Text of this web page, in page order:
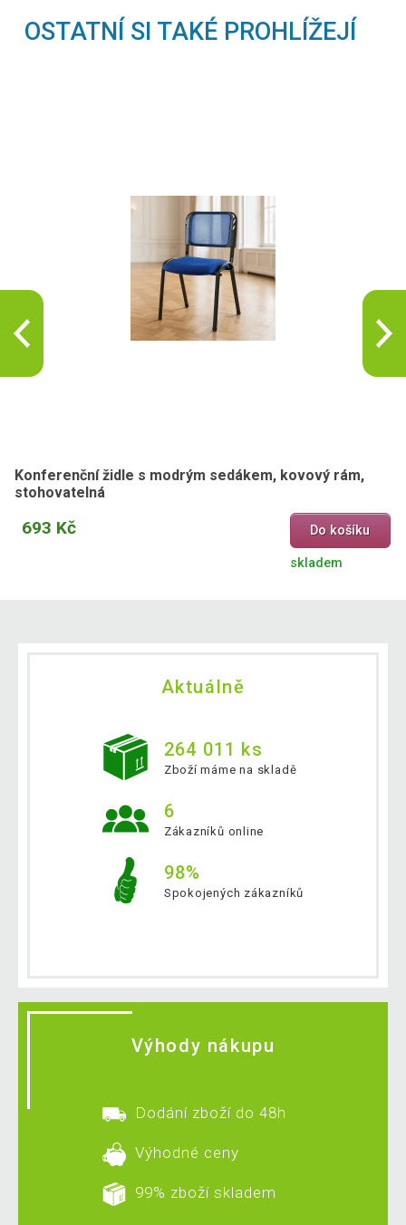
OSTATNÍ SI TAKÉ PROHLÍŽEJÍ
Konferenční židle s modrým sedákem, kovový rám,
stohovatelná
693 Kč Do košíku
skladem
Aktuálně
264 011 ks
Zboží máme na skladě
6
Zákazníků online
98%
Spokojených zákazníků
Výhody nákupu
Dodání zboží do 48h
Výhodné ceny
99% zboží skladem